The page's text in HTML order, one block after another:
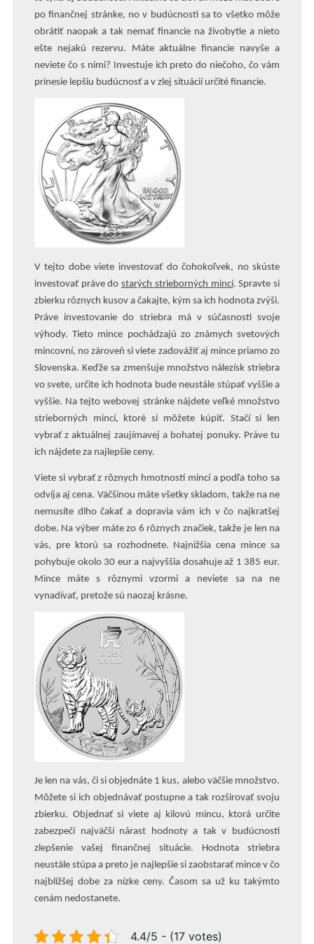
po finančnej stránke, no v budúcnosti sa to všetko môže
obrátiť naopak a tak nemať financie na živobytie a nieto
ešte nejakú rezervu. Máte aktuálne financie navyše a
neviete čo s nimi? Investuje ich preto do niečoho, čo vám
prinesie lepšiu budúcnosť a v zlej situácií určité financie.
V tejto dobe viete investovať do čohokoľvek, no skúste
investovať práve dostarých strieborných mincí. Spravte si
zbierku rôznych kusov a čakajte, kým sa ich hodnota zvýši.
Práve investovanie do striebra má v súčasnosti svoje
výhody. Tieto mince pochádzajú zo známych svetových
mincovní, no zároveň si viete zadovážiť aj mince priamo zo
Slovenska. Keďže sa zmenšuje množstvo nálezísk striebra
vo svete, určite ich hodnota bude neustále stúpať vyššie a
vyššie. Na tejto webovej stránke nájdete veľké množstvo
strieborných mincí, ktoré si môžete kúpiť. Stačí si len
vybrať z aktuálnej zaujímavej a bohatej ponuky. Práve tu
ich nájdete za najlepšie ceny.
Viete si vybrať z rôznych hmotností mincí a podľa toho sa
odvíja aj cena. Väčšinou máte všetky skladom, takže na ne
nemusíte dlho čakať a dopravia vám ich v čo najkratšej
dobe. Na výber máte zo 6 rôznych značiek, takže je len na
vás, pre ktorú sa rozhodnete. Najnižšia cena mince sa
pohybuje okolo 30 eur a najvyššia dosahuje až 1 385 eur.
Mince máte s rôznymi vzormi a neviete sa na ne
vynadívať, pretože sú naozaj krásne.
Je len na vás, či si objednáte 1 kus, alebo väčšie množstvo.
Môžete si ich objednávať postupne a tak rozširovať svoju
zbierku. Objednať si viete aj kilovú mincu, ktorá určite
zabezpečí najväčší nárast hodnoty a tak v budúcnosti
zlepšenie vašej finančnej situácie. Hodnota striebra
neustále stúpa a preto je najlepšie si zaobstarať mince v čo
najbližšej dobe za nízke ceny. Časom sa už ku takýmto
cenám nedostanete.
4.4/5 - (17 votes)